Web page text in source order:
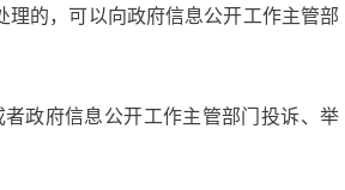
的，可以向政府信息公开工作主管部
政府信息公开工作主管部门投诉、举